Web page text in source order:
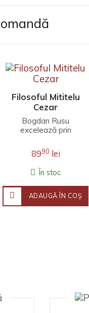
Filosoful Mititelu
Cezar
Bogdan Rusu
excelează prin
interpretări care
îmbină erudiția
filosofică,
investigația j..
8990 lei
În stoc
ADAUGĂ ÎN COŞ